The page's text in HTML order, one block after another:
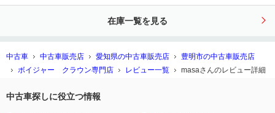
クカメラ ＥＴＣ
在庫一覧を見る
中古車 中古車販売店 愛知県の中古車販売店
豊明市の中古車販売店
ボイジャー クラウン専門店
レビュー一覧 masaさんのレビュー詳細
中古車探しに役立つ情報